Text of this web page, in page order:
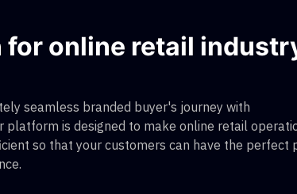
for online retail
seamless branded buyer's journey with
platform is designed to make online retail
so that your customers can have the perfect